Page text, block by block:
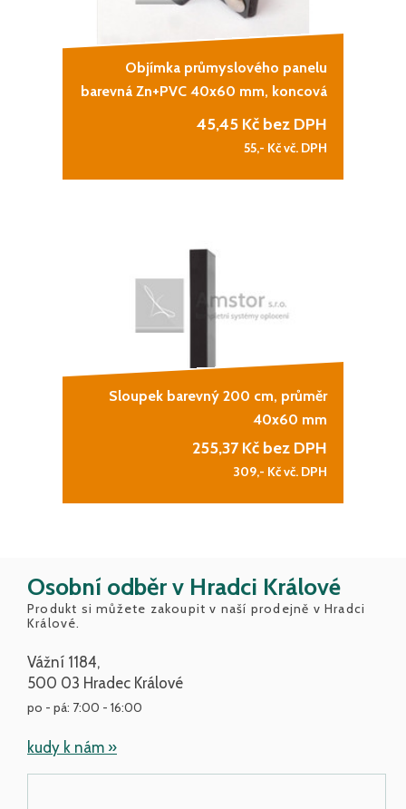
Objímka průmyslového panelu
barevná Zn+PVC 40x60 mm, koncová
45,45 Kč bez DPH
55,- Kč vč. DPH
Sloupek barevný 200 cm, průměr
40x60 mm
255,37 Kč bez DPH
309,- Kč vč. DPH
Osobní odběr v Hradci Králové
Produkt si můžete zakoupit v naší prodejně v Hradci
Králové.
Vážní 1184,
500 03 Hradec Králové
po - pá: 7:00 - 16:00
kudy k nám »